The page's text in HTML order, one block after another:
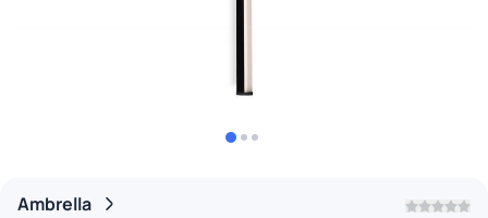
Ambrella